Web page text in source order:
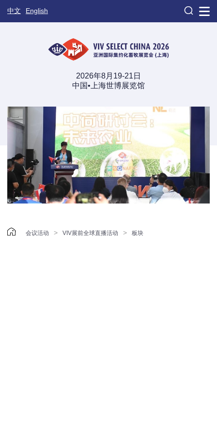
中文 English 
2026年8月19-21日
中国•上海世博展览馆
 会议活动 > VIV展前全球直播活动 > 板块